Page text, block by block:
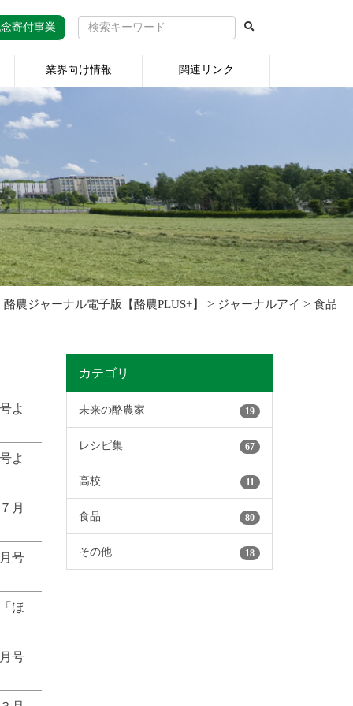
寄付事業
業界向け情報 関連リンク
酪農ジャーナル電子版【酪農PLUS+】 > ジャーナルアイ > 食品
よ
よ
月
号
ほ
号
カテゴリ
未来の酪農家 19
レシピ集 67
高校 11
食品 80
その他 18